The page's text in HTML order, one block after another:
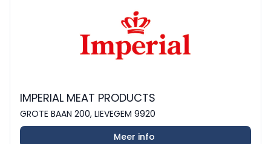
IMPERIAL MEAT PRODUCTS
GROTE BAAN 200, LIEVEGEM 9920
Meer info